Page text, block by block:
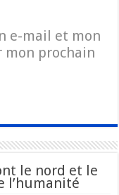
e-mail et mon
mon prochain
le nord et le
l’humanité